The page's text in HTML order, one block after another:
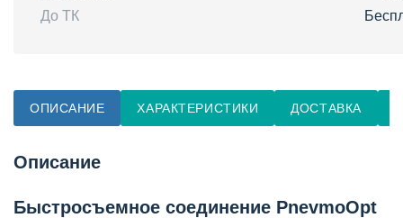
До ТК
ОПИСАНИЕ ХАРАКТЕРИСТИКИ ДОСТАВКА
Описание
Быстросъемное соединение PnevmoOpt